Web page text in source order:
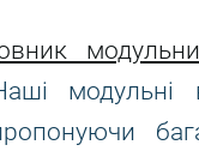
модульні